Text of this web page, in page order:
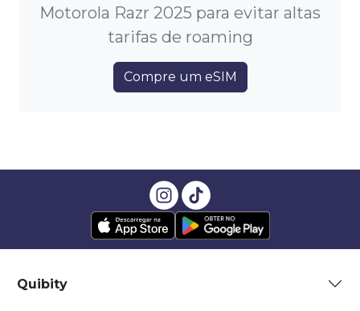
Motorola Razr 2025 para evitar altas
tarifas de roaming
Compre um eSIM
Quibity